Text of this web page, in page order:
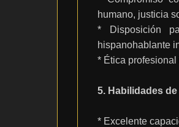
humano, justicia
* Disposición
hispanohablante
* Ética
5. Habilidades
* Excelente